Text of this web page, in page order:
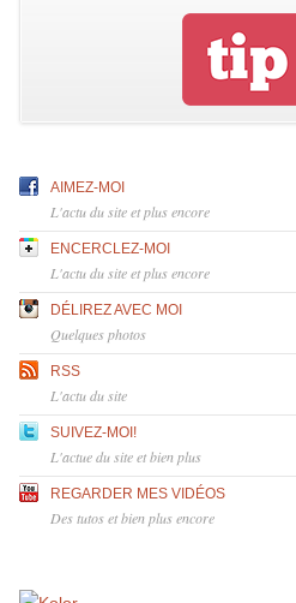
AIMEZ-MOI
L'actu du site et plus encore
ENCERCLEZ-MOI
L'actu du site et plus encore
DÉLIREZ AVEC MOI
Quelques photos
RSS
L'actu du site
SUIVEZ-MOI!
L'actue du site et bien plus
REGARDER MES VIDÉOS
Des tutos et bien plus encore